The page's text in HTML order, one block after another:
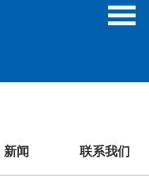
新闻 联系我们